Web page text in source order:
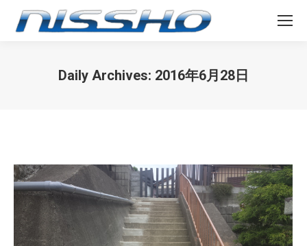
Daily Archives: 2016年6月28日